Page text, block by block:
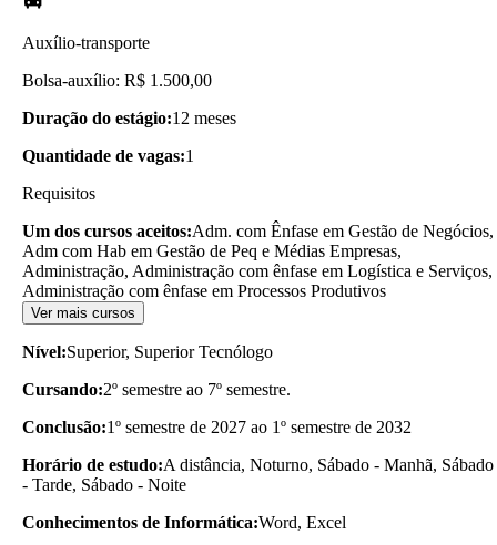
Auxílio-transporte
Bolsa-auxílio: R$ 1.500,00
Duração do estágio:12 meses
Quantidade de vagas:1
Requisitos
Um dos cursos aceitos:Adm. com Ênfase em Gestão de Negócios,
Adm com Hab em Gestão de Peq e Médias Empresas,
Administração, Administração com ênfase em Logística e Serviços,
Administração com ênfase em Processos Produtivos
Ver mais cursos
Nível:Superior, Superior Tecnólogo
Cursando:2º semestre ao 7º semestre.
Conclusão:1º semestre de 2027 ao 1º semestre de 2032
Horário de estudo:A distância, Noturno, Sábado - Manhã, Sábado
- Tarde, Sábado - Noite
Conhecimentos de Informática:Word, Excel